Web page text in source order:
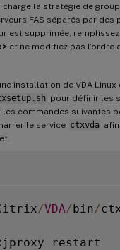
charge la stratégie de
FAS séparés par des
est supprimée,
et ne modifiez pas l’ordre
installation de VDA
pour définir les
les commandes suivantes
le service ctxvda
/VDA/bin/
restart